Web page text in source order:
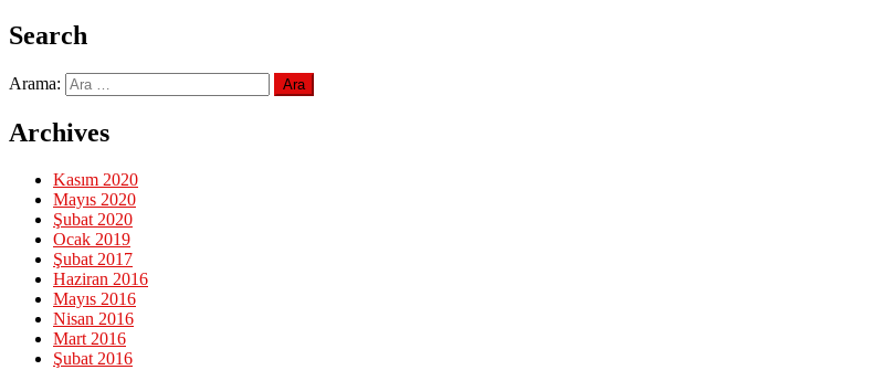
Search
Arama:
Archives
Kasım 2020
Mayıs 2020
Şubat 2020
Ocak 2019
Şubat 2017
Haziran 2016
Mayıs 2016
Nisan 2016
Mart 2016
Şubat 2016